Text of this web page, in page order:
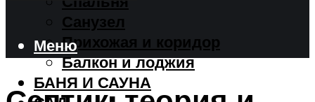
Санузел
Прихожая и коридор
Балкон и лоджия
БАНЯ И САУНА
Меню